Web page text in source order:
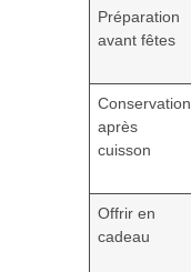
Préparation
avant fêtes
Conservation
après
cuisson
Offrir en
cadeau